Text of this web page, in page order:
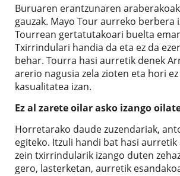
Buruaren erantzunaren
gauzak. Mayo Tour aurreko berbera
Tourrean gertatutakoari buelta
Txirrindulari handia da eta ez da
behar. Tourra hasi aurretik denek
arerio nagusia zela zioten eta hori ez
kasualitatea izan.
Ez al zarete oilar asko izango
Horretarako daude zuzendariak,
egiteko. Itzuli handi bat hasi aurretik
zein txirrindularik izango duten
gero, lasterketan, aurretik